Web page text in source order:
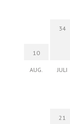
10
AUG.
34
JULI
21